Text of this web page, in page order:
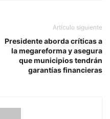
Artículo siguiente
Presidente aborda críticas a
la megareforma y asegura
que municipios tendrán
garantías financieras